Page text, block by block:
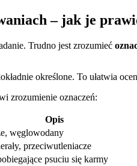
– jak je
Trudno jest zrozumieć
określone. To ułatwia
zrozumienie oznaczeń:
Opis
węglowodany
przeciwutleniacze
psuciu się karmy